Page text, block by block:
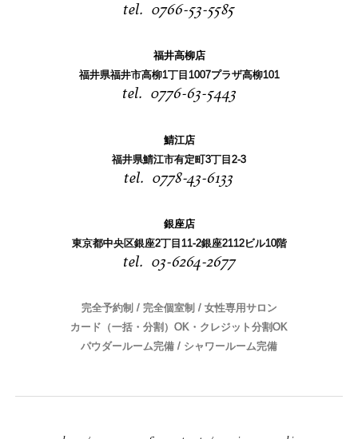
0766-53-5585
福井高柳店
福井県福井市高柳1丁目1007プラザ高柳101
0776-63-5443
鯖江店
福井県鯖江市有定町3丁目2-3
0778-43-6133
銀座店
東京都中央区銀座2丁目11-2銀座2112ビル10階
03-6264-2677
完全予約制 / 完全個室制 / 女性専用サロン
カード（一括・分割）OK・クレジット分割OK
パウダールーム完備 / シャワールーム完備